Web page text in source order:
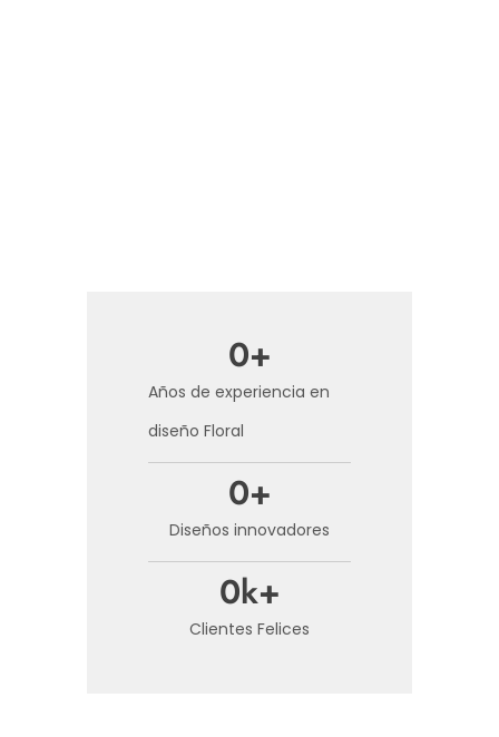
Años de experiencia en
diseño Floral
0+
Diseños innovadores
0+
Clientes Felices
0k+